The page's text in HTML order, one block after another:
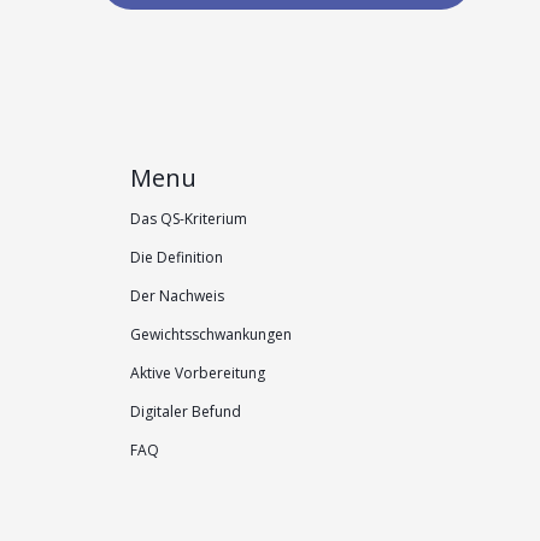
Menu
Das QS-Kriterium
Die Definition
Der Nachweis
Gewichtsschwankungen
Aktive Vorbereitung
Digitaler Befund
FAQ